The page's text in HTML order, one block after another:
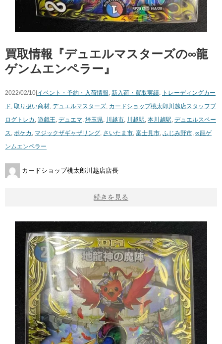
買取情報『デュエルマスターズの∞龍
ゲンムエンペラー』
2022/02/10| イベント・予約・入荷情報, 新入荷・買取実績, トレーディングカー
ド, 取り扱い商材, デュエルマスターズ, カードショップ桃太郎川越店スタッフブ
ログ トレカ , 遊戯王, デュエマ, 埼玉県, 川越市, 川越駅, 本川越駅, デュエルスペー
ス, ポケカ , マジックザギャザリング, さいたま市, 富士見市, ふじみ野市, ∞龍ゲ
ンムエンペラー
カードショップ桃太郎川越店店長
続きを見る